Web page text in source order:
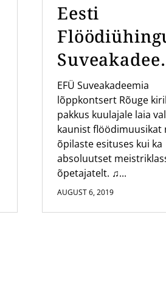
Eesti
a kontsert
Rõuge
EFÜ Suveakadeemia
lõppkontsert Rõuge
pakkus kuulajale laia
kaunist flöödimuusikat
õpilaste esituses kui ka
absoluutset
õpetajatelt. ♫...
AUGUST 6, 2019